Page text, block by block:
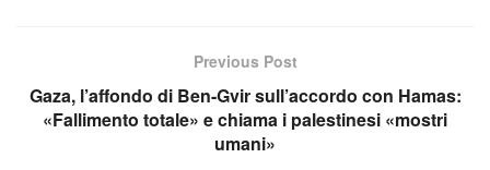
Previous Post
Gaza, l’affondo di Ben-Gvir sull’accordo con Hamas:
«Fallimento totale» e chiama i palestinesi «mostri
umani»